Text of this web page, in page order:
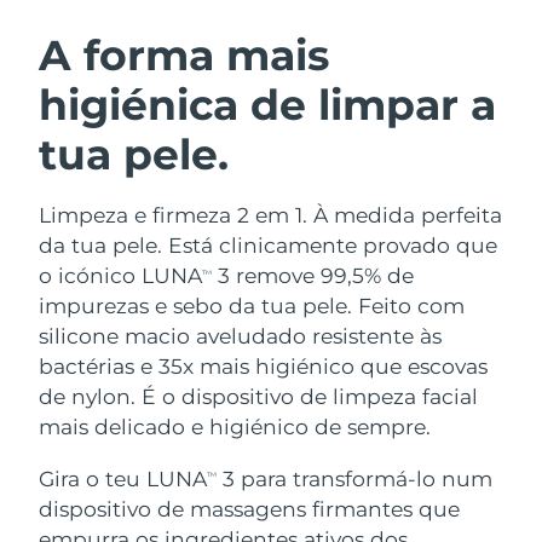
A forma mais
higiénica de limpar a
tua pele.
Limpeza e firmeza 2 em 1. À medida perfeita
da tua pele. Está clinicamente provado que
o icónico LUNATM
3 remove 99,5% de
impurezas e sebo da tua pele. Feito com
silicone macio aveludado resistente às
bactérias e 35x mais higiénico que escovas
de nylon. É o dispositivo de limpeza facial
mais delicado e higiénico de sempre.
Gira o teu LUNATM
3 para transformá-lo num
dispositivo de massagens firmantes que
Limpeza facial
Anti-aging massage
LUNA™ 4 Plus
Massage, LED heating
LUNA™ 4 Men
Microcurrent toning
BEAR™ 2 go
Microcurrent toning on-the-go
BEAR™ 2 eyes & lips
Hidratação
UFO™ 3 kit
Deep facial hydration
UFO™ 3 LED
Near-infrared and red light therapy
device
Cuidado oral
issa™ 4
Hybrid silicone sonic toothbrush
Smart hybrid silicone sonic toothbrush
TRATAMENTO ANTIENVELHECIMENTO
FAQ™
Antienvelhecimento Tratamentos LED
Áustria
Barein Entrega prevista8/9/26
Bélgica
Bermudas Entrega prevista8/14/26
Bósnia e
Herzegovina
Entrega prevista
Brunei Entrega prevista
Bulgária Entrega prevista8/8/26
Chile Entrega prevista8/12/26